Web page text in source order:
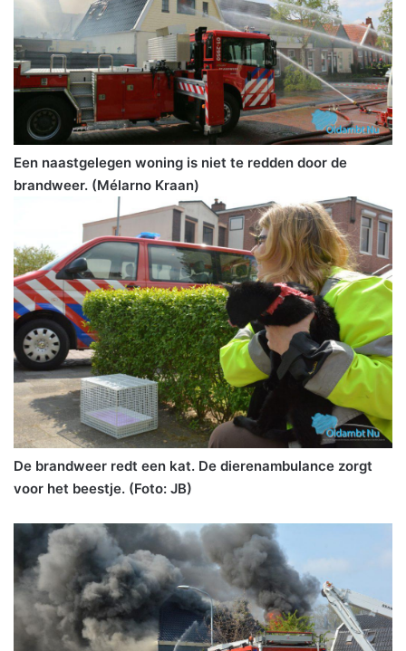
Een naastgelegen woning is niet te redden door de
brandweer. (Mélarno Kraan)
De brandweer redt een kat. De dierenambulance zorgt
voor het beestje. (Foto: JB)